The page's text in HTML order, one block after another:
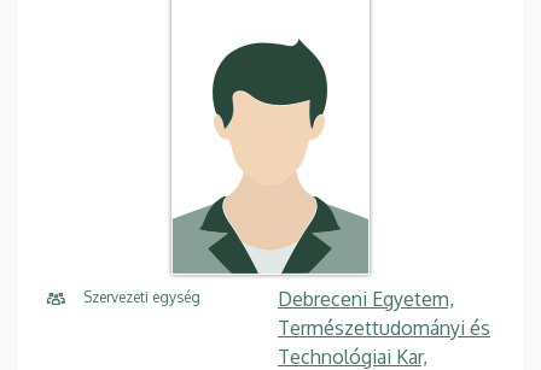
Szervezeti egység
Debreceni Egyetem,
Természettudományi és
Technológiai Kar,